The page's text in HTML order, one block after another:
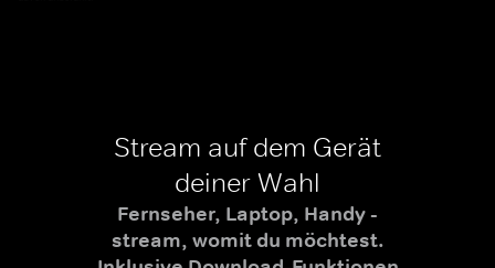
Stream auf dem Gerät
deiner Wahl
Fernseher, Laptop, Handy -
stream, womit du möchtest.